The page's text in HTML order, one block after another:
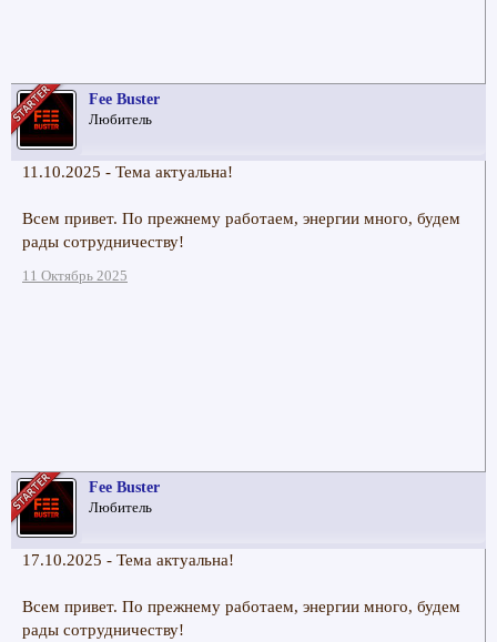
Fee Buster
Любитель
11.10.2025 - Тема актуальна!
Всем привет. По прежнему работаем, энергии много, будем
рады сотрудничеству!
11 Октябрь 2025
Fee Buster
Любитель
17.10.2025 - Тема актуальна!
Всем привет. По прежнему работаем, энергии много, будем
рады сотрудничеству!